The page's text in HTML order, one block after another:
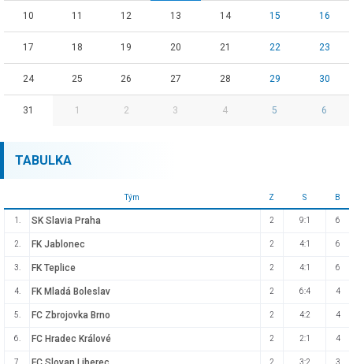
10 11 12 13 14 15 16
17 18 19 20 21 22 23
24 25 26 27 28 29 30
31 1 2 3 4 5 6
TABULKA
Tým Z S B
1. SK Slavia Praha 2 9:1 6
2. FK Jablonec 2 4:1 6
3. FK Teplice 2 4:1 6
4. FK Mladá Boleslav 2 6:4 4
5. FC Zbrojovka Brno 2 4:2 4
6. FC Hradec Králové 2 2:1 4
7. 2 3:2 3